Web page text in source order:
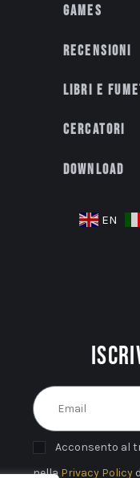
Games
Recensioni
Libri e
Cercatori
Download
EN
Acconsento al
nella Privacy Policy